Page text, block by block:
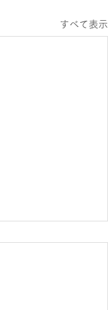
すべて表示